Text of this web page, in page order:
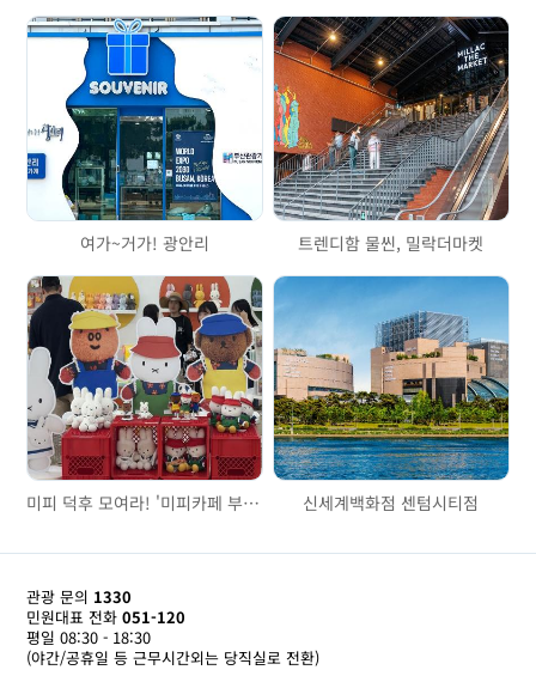
여가~거가! 광안리 트렌디함 물씬, 밀락더마켓
미피 덕후 모여라! '미피카페 부산'으로 집합 신세계백화점 센텀시티점
관광 문의 1330
민원대표 전화 051-120
평일 08:30 - 18:30
(야간/공휴일 등 근무시간외는 당직실로 전환)